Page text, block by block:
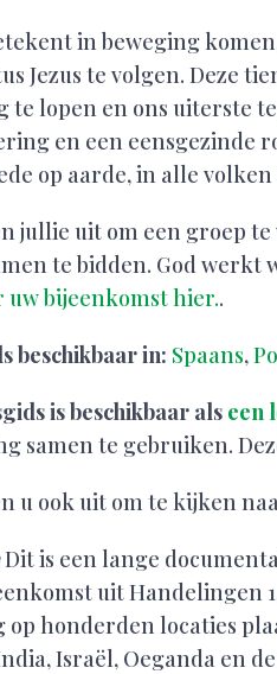
in beweging
Jezus te volgen. Deze
te lopen en ons uiterste
en een eensgezinde
op aarde, in alle
jullie uit om een groep
te bidden. God
uw bijeenkomst hier..
beschikbaar in: Spaans,
is beschikbaar als een
samen te gebruiken.
u ook uit om te kijken
Dit is een lange
uit Handelingen
honderden locaties
Israël, Oeganda en